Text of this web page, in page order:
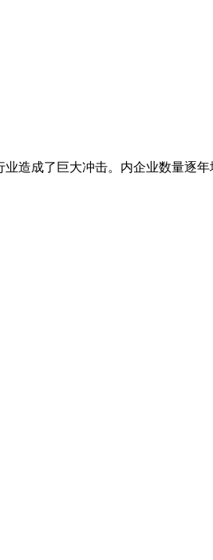
造成了巨大冲击。内企业数量逐